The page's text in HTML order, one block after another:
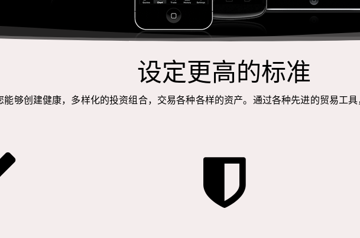
设定更高的标准
够创建健康，多样化的投资组合，交易各种各样的资产。通过各种先进的贸易工